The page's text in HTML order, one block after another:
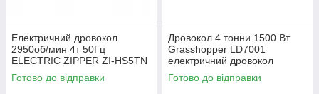
Електричний дровокол
2950об/мин 4т 50Гц
ELECTRIC ZIPPER ZI-HS5TN
гідравлічний дровокол
Готово до відправки
Дровокол 4 тонни 1500 Вт
Grasshopper LD7001
електричний дровокол
Готово до відправки